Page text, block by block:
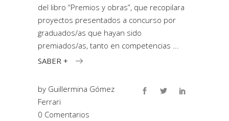
del libro “Premios y obras”, que recopilara
proyectos presentados a concurso por
graduados/as que hayan sido
premiados/as, tanto en competencias
SABER +
by Guillermina Gómez
Ferrari
0 Comentarios